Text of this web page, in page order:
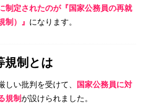
制定されたのが『国家公務員の再就
制）』 になります。
規制とは
しい批判を受けて、
国家公務員に対
規制 が設けられました。